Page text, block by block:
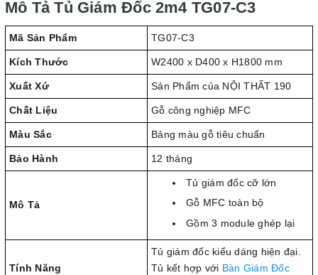
Mô Tả Tủ Giám Đốc 2m4 TG07-C3
Mã Sản Phẩm TG07-C3
Kích Thước W2400 x D400 x H1800 mm
Xuất Xứ Sản Phẩm của NỘI THẤT 190
Chất Liệu Gỗ công nghiệp MFC
Màu Sắc Bảng màu gỗ tiêu chuẩn
Bảo Hành 12 tháng
Mô Tả
Tủ giám đốc cỡ lớn
Gỗ MFC toàn bộ
Gồm 3 module ghép lại
Tính Năng
Tủ giám đốc kiểu dáng hiện đại.
Tủ kết hợp với Bàn Giám Đốc